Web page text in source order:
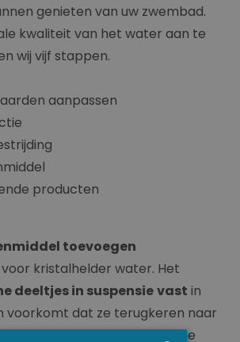
genieten van uw zwembad.
kwaliteit van het water aan te
wij vijf stappen.
aanpassen
producten
toevoegen
kristalhelder water. Het
deeltjes in suspensievast in
voorkomt dat ze terugkeren naar
deeltjes worden tijdens de